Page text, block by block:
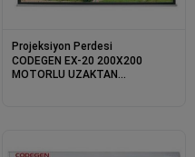
Projeksiyon Perdesi
CODEGEN EX-20 200X200
MOTORLU UZAKTAN